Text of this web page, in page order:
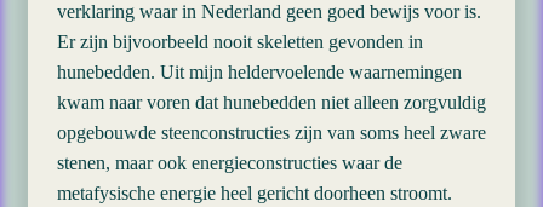
verklaring waar in Nederland geen goed bewijs voor is.
Er zijn bijvoorbeeld nooit skeletten gevonden in
hunebedden. Uit mijn heldervoelende waarnemingen
kwam naar voren dat hunebedden niet alleen zorgvuldig
opgebouwde steenconstructies zijn van soms heel zware
stenen, maar ook energieconstructies waar de
metafysische energie heel gericht doorheen stroomt.